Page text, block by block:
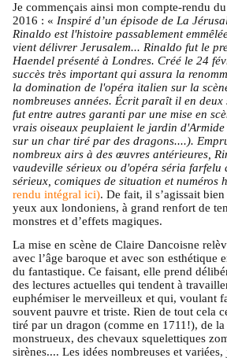
Je commençais ainsi mon compte-rendu
2016 : « Inspiré d’un épisode de La
Rinaldo est l'histoire passablement
vient délivrer Jerusalem... Rinaldo fut le
Haendel présenté à Londres. Créé le 24
succès très important qui assura la
la domination de l'opéra italien sur la
nombreuses années. Écrit paraît il en deux
fut entre autres garanti par une mise en
vrais oiseaux peuplaient le jardin
sur un char tiré par des dragons....).
nombreux airs à des œuvres antérieures,
vaudeville sérieux ou d'opéra séria farfelu
sérieux, comiques de situation et numéros
rendu intégral ici). De fait, il s’agissait
yeux aux londoniens, à grand renfort de
monstres et d’effets magiques.
La mise en scène de Claire Dancoisne
avec l’âge baroque et avec son esthétique
du fantastique. Ce faisant, elle prend
des lectures actuelles qui tendent à
euphémiser le merveilleux et qui, voulant
souvent pauvre et triste. Rien de tout cela
tiré par un dragon (comme en 1711!), de
monstrueux, des chevaux squelettiques
sirènes.... Les idées nombreuses et